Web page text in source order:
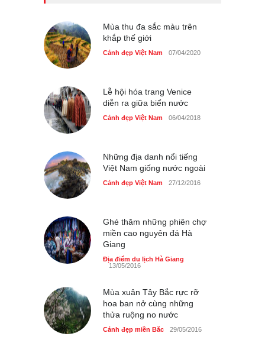
Cảnh đẹp Việt Nam 24/04/2020
Chợ đêm Phú Quốc có nhà
40 xe ôtô du lịch tự lái đầu
tiên qua cửa khẩu Móng Cái
Thực hư cây cầu gỗ dài
nhất Việt Nam bị ‘xóa sổ’
sau lũ
Bún cá thố và bánh canh
cốt dừa miền Tây ở Sài Gòn
Cảnh đẹp Việt Nam
dân dã ở Sài Gòn
Cảnh đẹp Việt Nam 25/04/2020
Mùa thu đa sắc màu trên
khắp thế giới
Cảnh đẹp Việt Nam 07/04/2020
Lễ hội hóa trang Venice
diễn ra giữa biển nước
Cảnh đẹp Việt Nam 06/04/2018
Những địa danh nổi tiếng
Việt Nam giống nước ngoài
Cảnh đẹp Việt Nam 27/12/2016
Ghé thăm những phiên chợ
miền cao nguyên đá Hà
Giang
Địa điểm du lịch Hà Giang
13/05/2016
Mùa xuân Tây Bắc rực rỡ
hoa ban nở cùng những
thửa ruộng no nước
Cảnh đẹp miền Bắc 29/05/2016